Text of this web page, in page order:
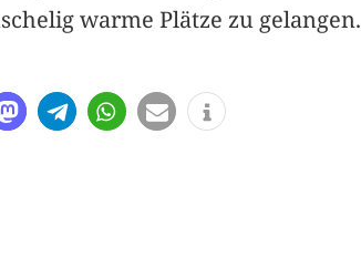
warme Plätze zu gelangen.